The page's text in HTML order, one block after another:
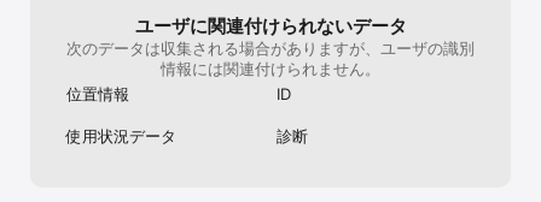
ユーザに関連付けられないデータ
次のデータは収集される場合がありますが、ユーザの識別
情報には関連付けられません。
位置情報
ID
使用状況データ 診断